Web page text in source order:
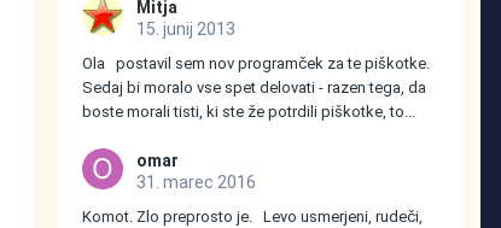
Mitja
15. junij 2013
Ola postavil sem nov programček za te piškotke.
Sedaj bi moralo vse spet delovati - razen tega, da
boste morali tisti, ki ste že potrdili piškotke, to...
omar
31. marec 2016
Komot. Zlo preprosto je. Levo usmerjeni, rudeči,